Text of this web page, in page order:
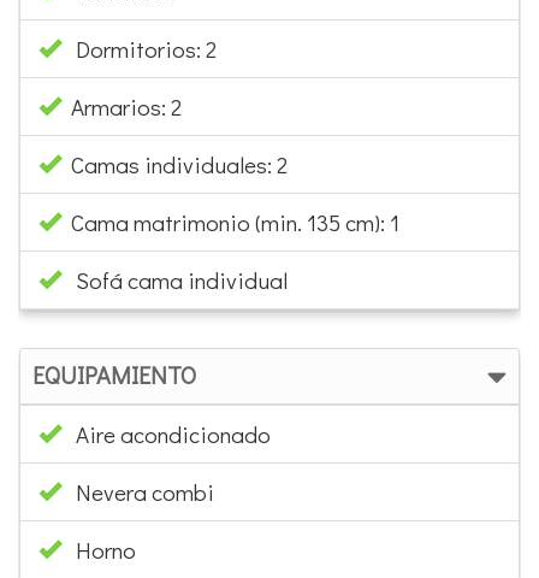
Dormitorios: 2
Armarios: 2
Camas individuales: 2
Cama matrimonio (min. 135 cm): 1
Sofá cama individual
EQUIPAMIENTO
Aire acondicionado
Nevera combi
Horno